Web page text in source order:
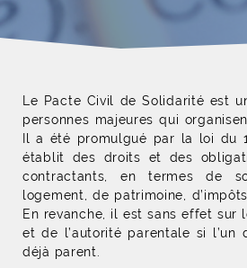
Le Pacte Civil de Solidarité est
personnes majeures qui
Il a été promulgué par la loi du
établit des droits et des
contractants, en termes de
logement, de patrimoine,
En revanche, il est sans effet sur
et de l’autorité parentale si l’un
déjà parent.